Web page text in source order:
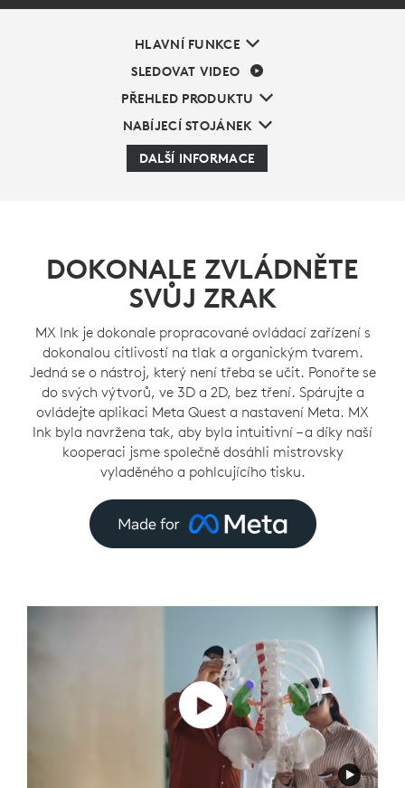
HLAVNÍ FUNKCE
SLEDOVAT VIDEO
PŘEHLED PRODUKTU
NABÍJECÍ STOJÁNEK
DALŠÍ INFORMACE
DOKONALE ZVLÁDNĚTE
SVŮJ ZRAK
MX Ink je dokonale propracované ovládací zařízení s
dokonalou citlivostí na tlak a organickým tvarem.
Jedná se o nástroj, který není třeba se učit. Ponořte se
do svých výtvorů, ve 3D a 2D, bez tření. Spárujte a
ovládejte aplikaci Meta Quest a nastavení Meta. MX
Ink byla navržena tak, aby byla intuitivní – a díky naší
kooperaci jsme společně dosáhli mistrovsky
vyladěného a pohlcujícího tisku.